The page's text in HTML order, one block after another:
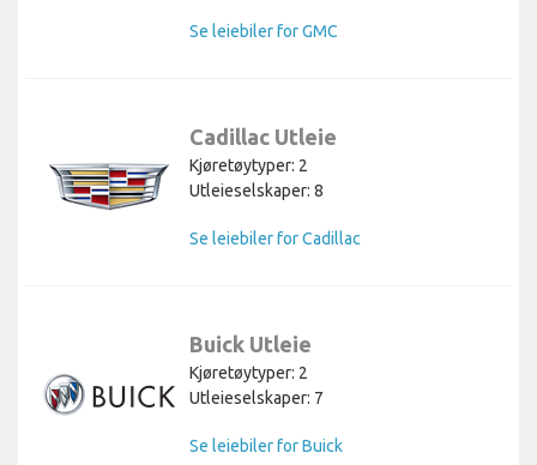
Se leiebiler for GMC
Cadillac Utleie
Kjøretøytyper: 2
Utleieselskaper: 8
Se leiebiler for Cadillac
Buick Utleie
Kjøretøytyper: 2
Utleieselskaper: 7
Se leiebiler for Buick